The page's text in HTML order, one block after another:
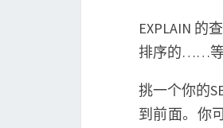
EXPLAIN 的
排序的……等
挑一个你的
到前面。你